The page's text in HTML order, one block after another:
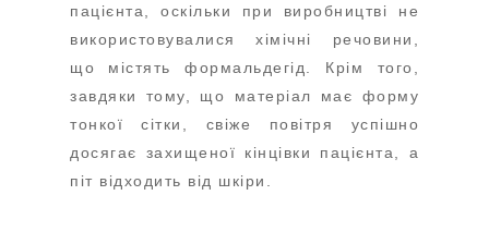
пацієнта, оскільки при виробництві не
використовувалися хімічні речовини,
що містять формальдегід. Крім того,
завдяки тому, що матеріал має форму
тонкої сітки, свіже повітря успішно
досягає захищеної кінцівки пацієнта, а
піт відходить від шкіри.